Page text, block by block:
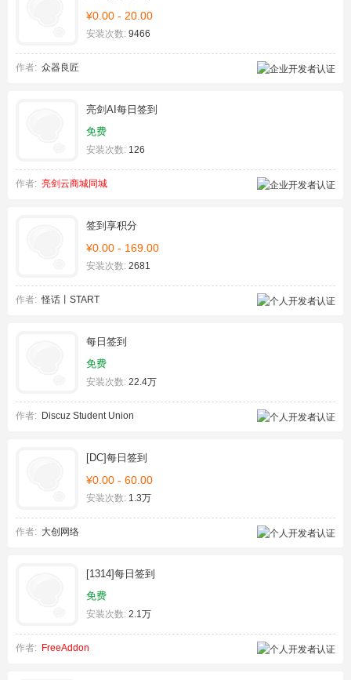
¥0.00 - 20.00
安装次数: 9466
作者: 众器良匠
亮剑AI每日签到
免费
安装次数: 126
作者: 亮剑云商城同城
签到享积分
¥0.00 - 169.00
安装次数: 2681
作者: 怪话丨START
每日签到
免费
安装次数: 22.4万
作者: Discuz Student Union
[DC]每日签到
¥0.00 - 60.00
安装次数: 1.3万
作者: 大创网络
[1314]每日签到
免费
安装次数: 2.1万
作者: FreeAddon